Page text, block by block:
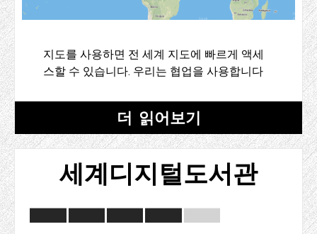
지도를 사용하면 전 세계 지도에 빠르게 액세
스할 수 있습니다. 우리는 협업을 사용합니다
더 읽어보기
세계디지털도서관